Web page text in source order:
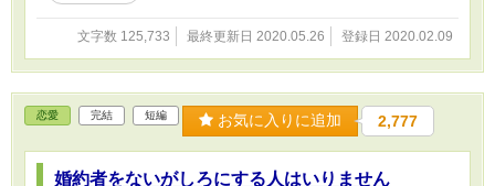
文字数 125,733 最終更新日 2020.05.26 登録日 2020.02.09
恋愛 完結 短編 お気に入りに追加 2,777
婚約者をないがしろにする人はいりません